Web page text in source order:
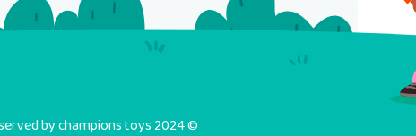
© 2024 champions toys. All Rights Reserved by champions toys